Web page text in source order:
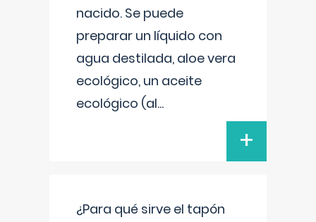
nacido. Se puede
preparar un líquido con
agua destilada, aloe vera
ecológico, un aceite
ecológico (al...
+
¿Para qué sirve el tapón